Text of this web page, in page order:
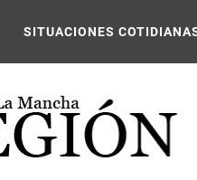
SITUACIONES